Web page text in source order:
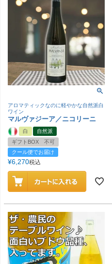
アロマティックなのに軽やかな自然派白
ワイン
マルヴァジーア／ニコリーニ
白
自然派
ギフトBOX 不可
クール便でお届け
¥6,270税込